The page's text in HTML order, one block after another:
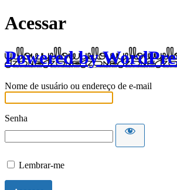
Acessar
Powered by
Nome de usuário ou endereço de e-mail
Senha
Lembrar-me